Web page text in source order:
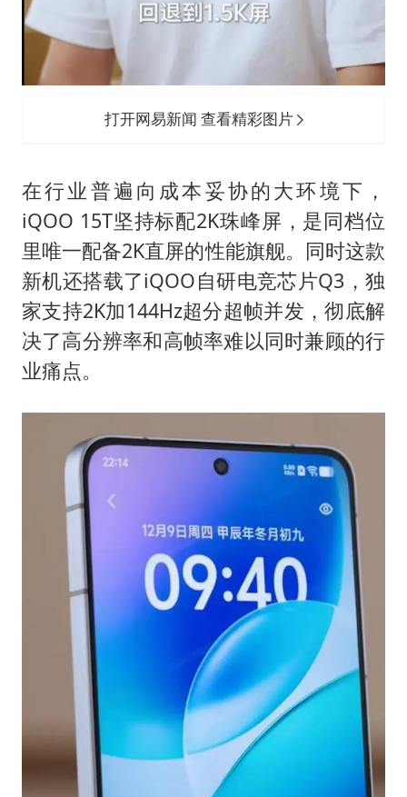
打开网易新闻 查看精彩图片
在行业普遍向成本妥协的大环境下，
iQOO 15T坚持标配2K珠峰屏，是同档位
里唯一配备2K直屏的性能旗舰。同时这款
新机还搭载了iQOO自研电竞芯片Q3，独
家支持2K加144Hz超分超帧并发，彻底解
决了高分辨率和高帧率难以同时兼顾的行
业痛点。